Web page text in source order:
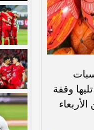
وقفة
الأربعاء